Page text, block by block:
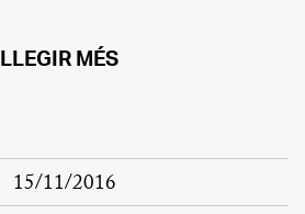
LLEGIR MÉS
15/11/2016